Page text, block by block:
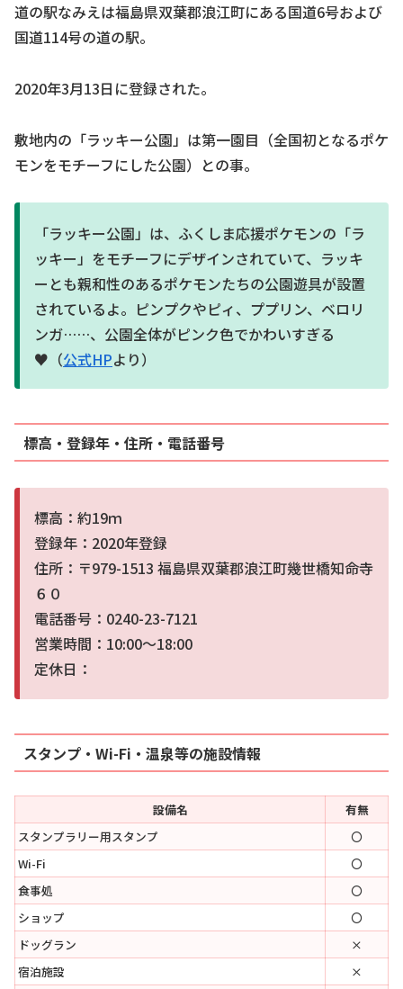
道の駅なみえは福島県双葉郡浪江町にある国道6号および
国道114号の道の駅。
2020年3月13日に登録された。
敷地内の「ラッキー公園」は第一園目（全国初となるポケ
モンをモチーフにした公園）との事。
「ラッキー公園」は、ふくしま応援ポケモンの「ラ
ッキー」をモチーフにデザインされていて、ラッキ
ーとも親和性のあるポケモンたちの公園遊具が設置
されているよ。ピンプクやピィ、ププリン、ベロリ
ンガ……、公園全体がピンク色でかわいすぎる
♥（公式HPより）
標高・登録年・住所・電話番号
標高：約19ｍ
登録年：2020年登録
住所：〒979-1513 福島県双葉郡浪江町幾世橋知命寺
６０
電話番号：0240-23-7121
営業時間：10:00～18:00
定休日：
スタンプ・Wi-Fi・温泉等の施設情報
設備名
有無
スタンプラリー用スタンプ
〇
Wi-Fi
〇
食事処
〇
ショップ
〇
ドッグラン
×
宿泊施設
×